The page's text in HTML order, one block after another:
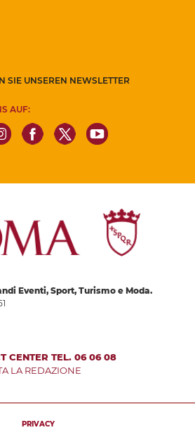
SIE UNSEREN NEWSLETTER
AUF:
Eventi, Sport, Turismo e Moda.
CENTER TEL. 06 06 08
LA REDAZIONE
PRIVACY